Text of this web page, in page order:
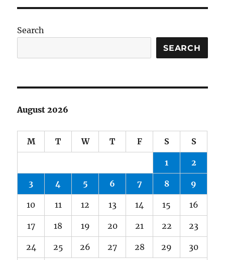
Search
SEARCH
August 2026
M T W T F S S
1 2
3 4 5 6 7 8 9
10 11 12 13 14 15 16
17 18 19 20 21 22 23
24 25 26 27 28 29 30